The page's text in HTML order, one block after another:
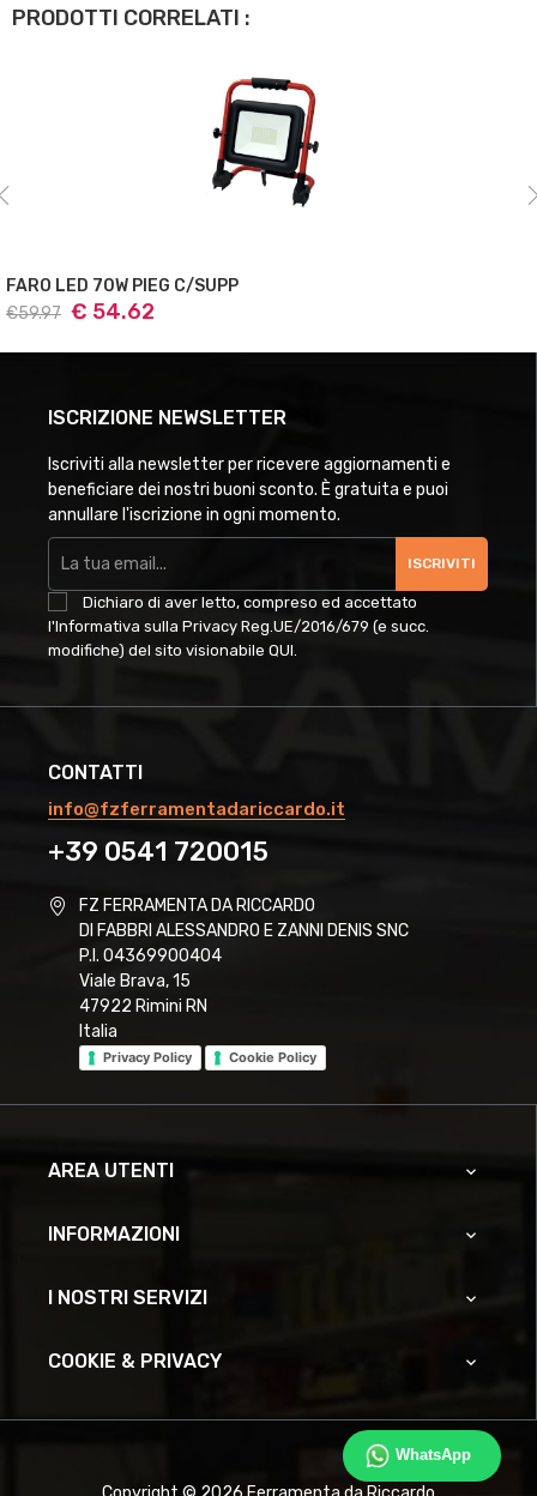
PRODOTTI CORRELATI :
FARO LED 70W PIEG C/SUPP
€59.97 € 54.62
ISCRIZIONE NEWSLETTER
Iscriviti alla newsletter per ricevere aggiornamenti e
beneficiare dei nostri buoni sconto. È gratuita e puoi
annullare l'iscrizione in ogni momento.
ISCRIVITI
Dichiaro di aver letto, compreso ed accettato
l'Informativa sulla Privacy Reg.UE/2016/679 (e succ.
modifiche) del sito visionabile QUI
WhatsApp
CONTATTI
info@fzferramentadariccardo.it
+39 0541 720015
FZ FERRAMENTA DA RICCARDO
DI FABBRI ALESSANDRO E ZANNI DENIS SNC
P.I. 04369900404
Viale Brava, 15
47922 Rimini RN
Italia
Privacy Policy Cookie Policy
AREA UTENTI 
INFORMAZIONI 
I NOSTRI SERVIZI 
COOKIE & PRIVACY 